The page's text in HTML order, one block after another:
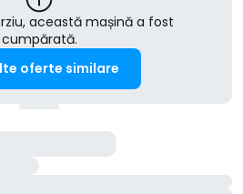
această mașină a fost
cumpărată.
oferte similare